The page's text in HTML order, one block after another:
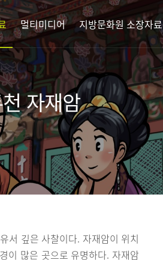
멀티미디어 지방문화원 소장자료
자재암
서 깊은 사찰이다. 자재암이 위치
이 많은 곳으로 유명하다. 자재암